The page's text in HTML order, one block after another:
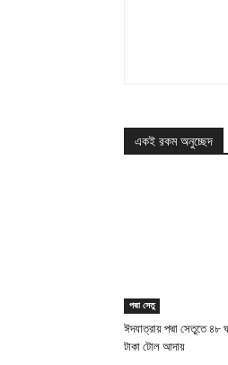
একই রকম অনুচ্ছেদ
পদ্মা সেতু
ঈদযাত্রায় পদ্মা সেতুতে ৪৮
টাকা টোল আদায়